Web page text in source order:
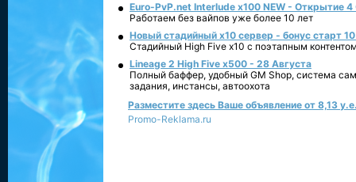
Euro-PvP.net Interlude х100 NEW - Открытие 4
Работаем без вайпов уже более 10 лет
Новый стадийный х10 сервер - бонус старт
Стадийный High Five x10 с поэтапным
Lineage 2 High Five x500 - 28 Августа
Полный баффер, удобный GM Shop, система
задания, инстансы, автоохота
Разместите здесь Ваше объявление от 8,13
Promo-Reklama.ru